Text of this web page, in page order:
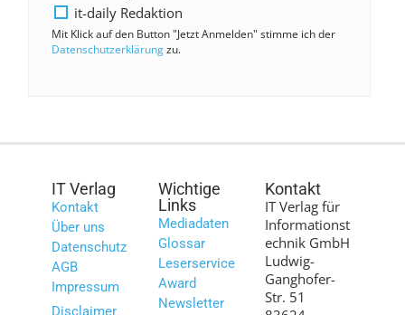
it-daily Redaktion
Mit Klick auf den Button "Jetzt Anmelden" stimme ich der
Datenschutzerklärungzu.
IT Verlag
Kontakt
Über uns
Datenschutz
AGB
Impressum
Disclaimer
Wichtige
Links
Mediadaten
Glossar
Leserservice
Award
Newsletter
Kontakt
IT Verlag für
Informationst
echnik GmbH
Ludwig-
Ganghofer-
Str. 51